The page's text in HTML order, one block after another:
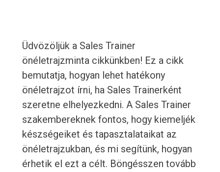
Üdvözöljük a Sales Trainer
önéletrajzminta cikkünkben! Ez a cikk
bemutatja, hogyan lehet hatékony
önéletrajzot írni, ha Sales Trainerként
szeretne elhelyezkedni. A Sales Trainer
szakembereknek fontos, hogy kiemeljék
készségeiket és tapasztalataikat az
önéletrajzukban, és mi segítünk, hogyan
érhetik el ezt a célt. Böngésszen tovább